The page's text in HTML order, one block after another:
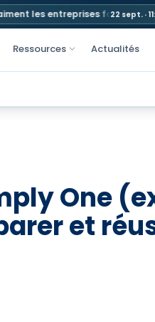
entreprises face au RGPD, à
22 sept. ·
Ressources Actualités
One
et